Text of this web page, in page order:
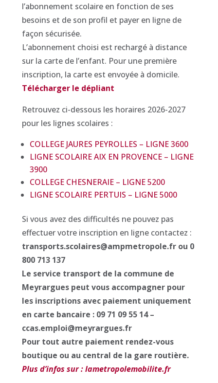
l’abonnement scolaire en fonction de ses
besoins et de son profil et payer en ligne de
façon sécurisée.
L’abonnement choisi est rechargé à distance
sur la carte de l’enfant. Pour une première
inscription, la carte est envoyée à domicile.
Télécharger le dépliant
Retrouvez ci-dessous les horaires 2026-2027
pour les lignes scolaires :
COLLEGE JAURES PEYROLLES – LIGNE 3600
LIGNE SCOLAIRE AIX EN PROVENCE – LIGNE
3900
COLLEGE CHESNERAIE – LIGNE 5200
LIGNE SCOLAIRE PERTUIS – LIGNE 5000
Si vous avez des difficultés ne pouvez pas
effectuer votre inscription en ligne contactez :
transports.scolaires@ampmetropole.fr ou 0
800 713 137
Le service transport de la commune de
Meyrargues peut vous accompagner pour
les inscriptions avec paiement uniquement
en carte bancaire : 09 71 09 55 14 –
ccas.emploi@meyrargues.fr
Pour tout autre paiement rendez-vous
boutique ou au central de la gare routière.
Plus d’infos sur : lametropolemobilite.fr